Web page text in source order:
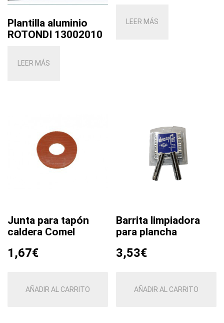
Plantilla aluminio
ROTONDI 13002010
LEER MÁS
LEER MÁS
Junta para tapón
caldera Comel
1,67€
AÑADIR AL CARRITO
Barrita limpiadora
para plancha
3,53€
AÑADIR AL CARRITO